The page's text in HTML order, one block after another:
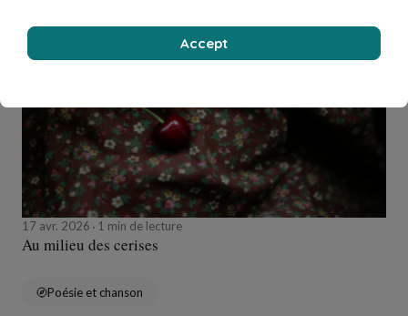
Gabriel Dax
17 avr. 2026 1 min de lecture
Au milieu des cerises
Poésie et chanson
Accept